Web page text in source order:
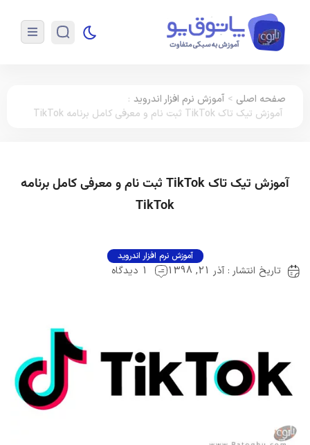
صفحه اصلی > آموزش نرم افزار اندروید :
آموزش تیک تاک TikTok ثبت نام و معرفی کامل برنامه TikTok
آموزش تیک تاک TikTok ثبت نام و معرفی کامل برنامه
TikTok
آموزش نرم افزار اندروید
تاریخ انتشار : آذر 21, 1398 1 دیدگاه